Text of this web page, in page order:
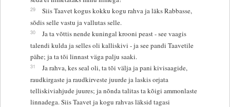
29
Siis Taavet kogus kokku kogu rahva ja läks Rabbasse,
sõdis selle vastu ja vallutas selle.
30
Ja ta võttis nende kuningal krooni peast - see vaagis
talendi kulda ja selles oli kalliskivi - ja see pandi Taavetile
pähe; ja ta tõi linnast väga palju saaki.
31
Ja rahva, kes seal oli, ta tõi välja ja pani kivisaagide,
raudkirgaste ja raudkirveste juurde ja laskis orjata
telliskiviahjude juures; ja nõnda talitas ta kõigi ammonlaste
linnadega. Siis Taavet ja kogu rahvas läksid tagasi